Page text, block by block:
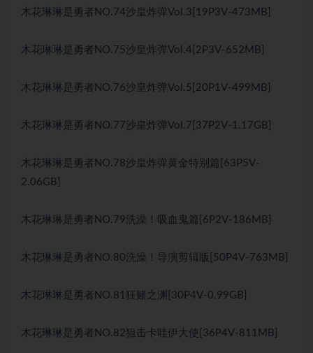
木花琳琳是勇者NO.74沙皇炸弹Vol.3[19P3V-473MB]
木花琳琳是勇者NO.75沙皇炸弹Vol.4[2P3V-652MB]
木花琳琳是勇者NO.76沙皇炸弹Vol.5[20P1V-499MB]
木花琳琳是勇者NO.77沙皇炸弹Vol.7[37P2V-1.17GB]
木花琳琳是勇者NO.78沙皇炸弹黄金特别篇[63P5V-
2.06GB]
木花琳琳是勇者NO.79洗澡！吸血鬼篇[6P2V-186MB]
木花琳琳是勇者NO.80洗澡！导演剪辑版[50P4V-763MB]
木花琳琳是勇者NO.81狂赌之渊[30P4V-0.99GB]
木花琳琳是勇者NO.82狙击卡哇伊大使[36P4V-811MB]